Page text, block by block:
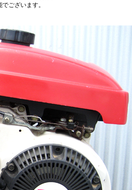
ございます。